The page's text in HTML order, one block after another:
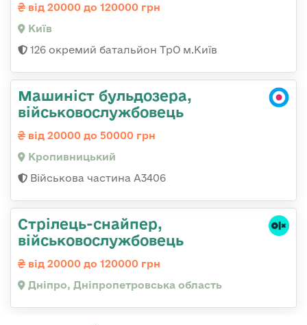
від 20000 до 120000 грн
Київ
126 окремий батальйон ТрО м.Київ
Машиніст бульдозера,
військовослужбовець
від 20000 до 50000 грн
Кропивницький
Військова частина А3406
Стрілець-снайпер,
військовослужбовець
від 20000 до 120000 грн
Дніпро, Дніпропетровська область